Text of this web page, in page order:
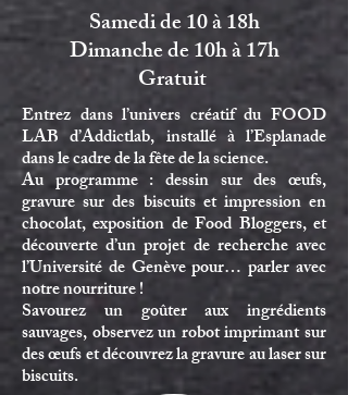
Samedi de 10 à 18h
Dimanche de 10h à 17h
Gratuit
Entrez dans l’univers créatif du FOOD
LAB d’Addictlab, installé à l’Esplanade
dans le cadre de la fête de la science.
Au programme : dessin sur des œufs,
gravure sur des biscuits et impression en
chocolat, exposition de Food Bloggers, et
découverte d’un projet de recherche avec
l’Université de Genève pour… parler avec
notre nourriture !
Savourez un goûter aux ingrédients
sauvages, observez un robot imprimant sur
des œufs et découvrez la gravure au laser sur
biscuits.